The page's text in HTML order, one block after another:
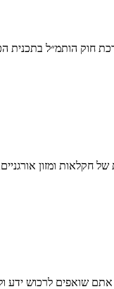
חוק הותמ״ל
חקלאות ומזון
שואפים לרכוש ידע